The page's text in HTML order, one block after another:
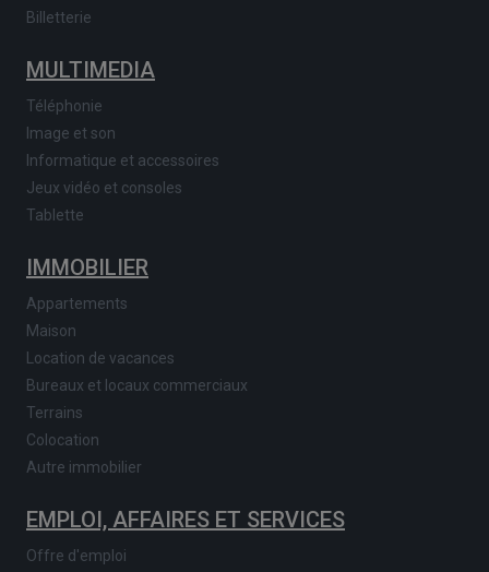
Billetterie
MULTIMEDIA
Téléphonie
Image et son
Informatique et accessoires
Jeux vidéo et consoles
Tablette
IMMOBILIER
Appartements
Maison
Location de vacances
Bureaux et locaux commerciaux
Terrains
Colocation
Autre immobilier
EMPLOI, AFFAIRES ET SERVICES
Offre d'emploi